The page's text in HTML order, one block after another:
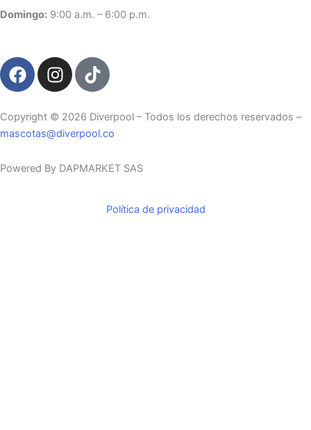
Domingo: 9:00 a.m. – 6:00 p.m.
F
a
e
b
o
I
n
t
a
r
T
i
t
o
Copyright ©️ 2026 Diverpool – Todos los derechos reservados –
mascotas@diverpool.co
Powered By DAPMARKET SAS
Política de privacidad